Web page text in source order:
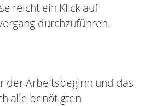
reicht ein Klick auf
durchzuführen.
der Arbeitsbeginn und das
alle benötigten